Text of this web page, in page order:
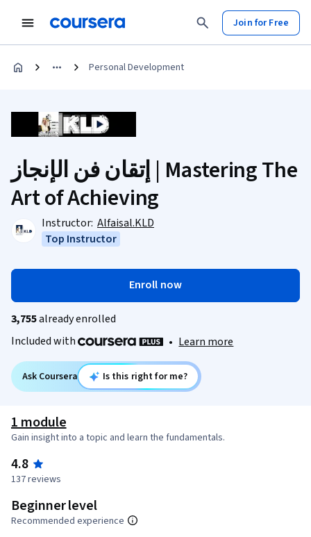
Join for Free
Personal Development
إتقان فن الإنجاز | Mastering The
Art of Achieving
Instructor: Alfaisal.KLD
Top Instructor
Enroll now
3,755already enrolled
Included with
• Learn more
Ask Coursera Is this right for me?
1 module
Gain insight into a topic and learn the fundamentals.
4.8
137 reviews
Beginner level
Recommended experience